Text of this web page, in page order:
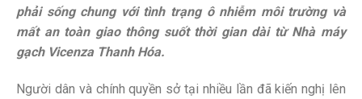
phải sống chung với tình trạng ô nhiễm môi trường và
mất an toàn giao thông suốt thời gian dài từ Nhà máy
gạch Vicenza Thanh Hóa.
Người dân và chính quyền sở tại nhiều lần đã kiến nghị lên